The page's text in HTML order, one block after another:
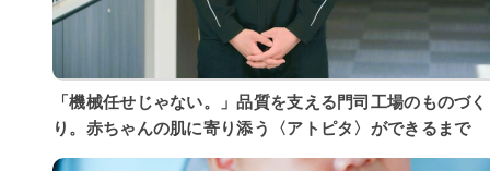
「機械任せじゃない。」品質を支える門司工場のものづく
り。赤ちゃんの肌に寄り添う〈アトピタ〉ができるまで